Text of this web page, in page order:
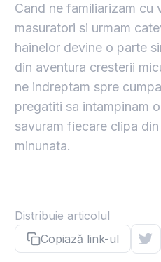
Cand ne familiarizam cu
masuratori si urmam
hainelor devine o parte
din aventura cresterii
ne indreptam spre
pregatiti sa intampinam
savuram fiecare clipa
minunata.
Distribuie articolul
Copiază link-ul